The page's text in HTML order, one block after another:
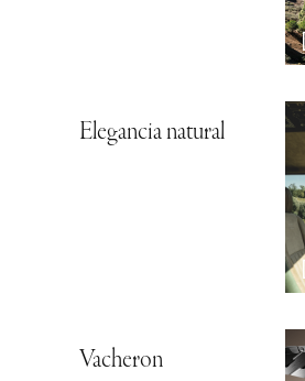
Elegancia natural
Vacheron